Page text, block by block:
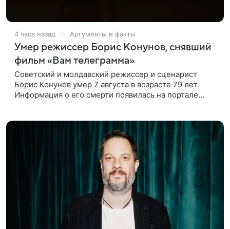
4 часа назад Аргументы и факты
Умер режиссер Борис Конунов, снявший
фильм «Вам телеграмма»
Советский и молдавский режиссер и сценарист
Борис Конунов умер 7 августа в возрасте 79 лет.
Информация о его смерти появилась на портале